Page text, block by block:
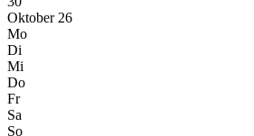
Oktober 26
Mo
Di
Mi
Do
Fr
Sa
So